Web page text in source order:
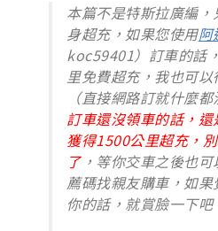
本篇不是特斯拉廣編
身超充，如果您使用阿
koc59401）訂車的話
里免費超充，我也可
（直接網路訂就什麼
訂車還沒領車的話，
獲得1500公里超充，
了，等你交車之後也
薦碼找親友購車，如
你的話，就賞臉一下吧